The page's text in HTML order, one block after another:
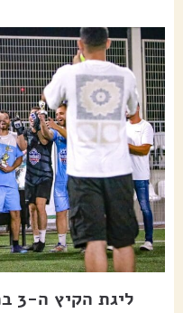
ליגת הקיץ ה-3 בכדורגל 7X7 בנס ציונה